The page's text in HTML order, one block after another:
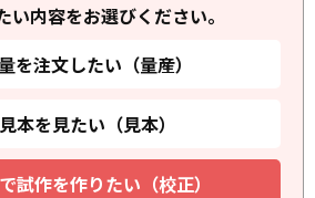
い内容をお選びください。
を注文したい（量産）
本を見たい（見本）
試作を作りたい（校正）